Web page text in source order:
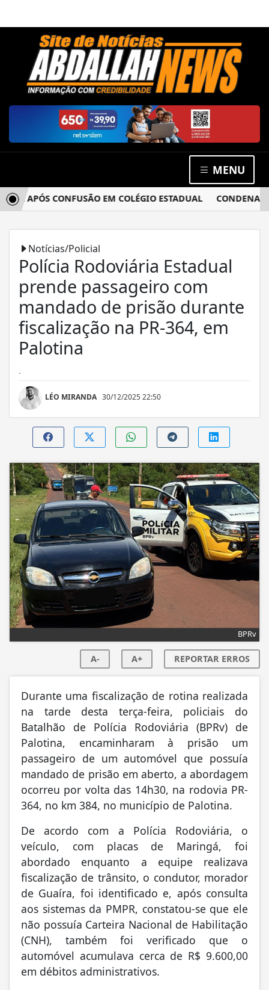
MENU
APÓS CONFUSÃO EM COLÉGIO ESTADUAL CONDENADO
Notícias/Policial
Polícia Rodoviária Estadual
prende passageiro com
mandado de prisão durante
fiscalização na PR-364, em
Palotina
.
LÉO MIRANDA 30/12/2025 22:50
BPRv
A- A+ REPORTAR ERROS
Durante uma fiscalização de rotina realizada
na tarde desta terça-feira, policiais do
Batalhão de Polícia Rodoviária (BPRv) de
Palotina, encaminharam à prisão um
passageiro de um automóvel que possuía
mandado de prisão em aberto, a abordagem
ocorreu por volta das 14h30, na rodovia PR-
364, no km 384, no município de Palotina.
De acordo com a Polícia Rodoviária, o
veículo, com placas de Maringá, foi
abordado enquanto a equipe realizava
fiscalização de trânsito, o condutor, morador
de Guaíra, foi identificado e, após consulta
aos sistemas da PMPR, constatou-se que ele
não possuía Carteira Nacional de Habilitação
(CNH), também foi verificado que o
automóvel acumulava cerca de R$ 9.600,00
em débitos administrativos.